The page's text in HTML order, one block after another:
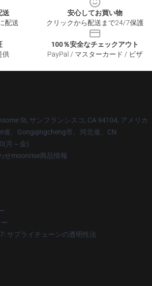
送
配送
安心してお買い物
クリックから配送まで24/7保護
供
100％安全なチェックアウト
PayPal / マスターカード / ビザ
St, サンフランシスコ, CA 94104, アメリカ
省、Gongqingcheng市、河北省、CN
月～金)
せmoonrise商品情報
サプライチェーンの透明性法